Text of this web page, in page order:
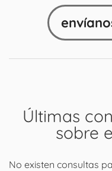
Últimas
sobre
No existen consultas